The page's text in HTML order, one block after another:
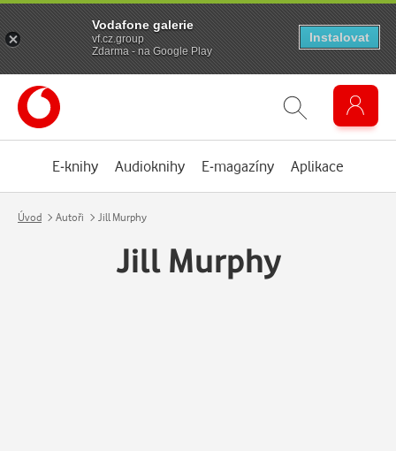
E-knihy Audioknihy E-magazíny Aplikace
Úvod Autoři Jill Murphy
Jill Murphy
Vodafone galerie
vf.cz.group
Zdarma - na Google Play
Instalovat